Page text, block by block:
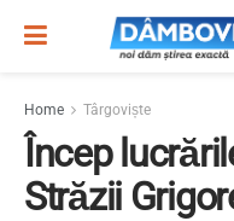
Home Târgoviște
Încep
Străzii